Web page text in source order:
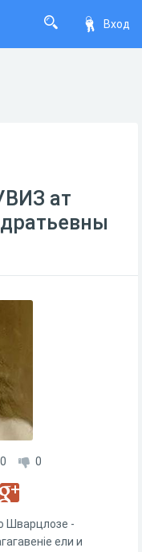
Вход
ат
0 0
Шварцлозе -
ели и